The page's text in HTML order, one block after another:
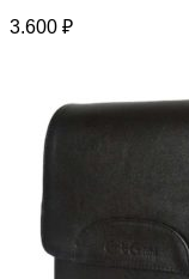
3.600 ₽